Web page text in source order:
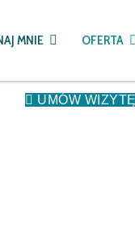
MNIE OFERTA
UMÓW WIZYTĘ